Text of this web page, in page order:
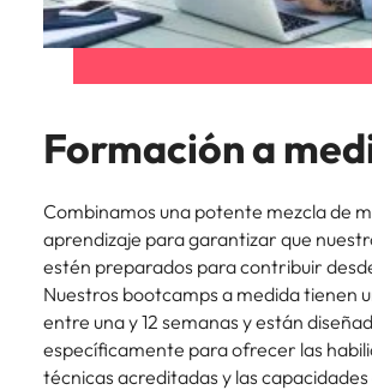
Formación a
Combinamos una potente mezcla de
aprendizaje para garantizar que
estén preparados para contribuir
Nuestros bootcamps a medida tienen
entre una y 12 semanas y están
específicamente para ofrecer las
técnicas acreditadas y las